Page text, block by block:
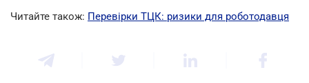
Читайте також: Перевірки ТЦК: ризики для роботодавця